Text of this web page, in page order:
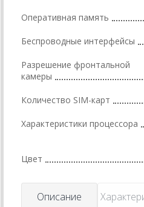
Оперативная память
Беспроводные интерфейсы
Разрешение фронтальной
камеры
Количество SIM-карт
Характеристики процессора
Цвет
Описание